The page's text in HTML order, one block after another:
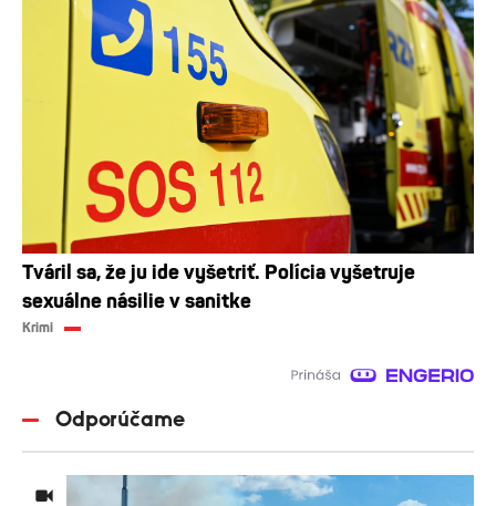
Tváril sa, že ju ide vyšetriť. Polícia vyšetruje
sexuálne násilie v sanitke
Krimi
Odporúčame